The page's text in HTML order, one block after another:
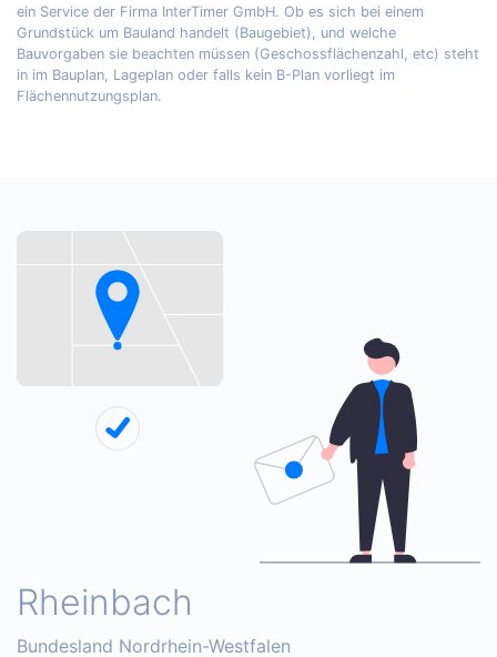
ein Service der Firma InterTimer GmbH. Ob es sich bei einem
Grundstück um Bauland handelt (Baugebiet), und welche
Bauvorgaben sie beachten müssen (Geschossflächenzahl, etc) steht
in im Bauplan, Lageplan oder falls kein B-Plan vorliegt im
Flächennutzungsplan.
Rheinbach
Bundesland Nordrhein-Westfalen